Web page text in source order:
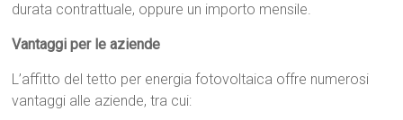
durata contrattuale, oppure un importo mensile.
Vantaggi per le aziende
L’affitto del tetto per energia fotovoltaica offre numerosi
vantaggi alle aziende, tra cui: